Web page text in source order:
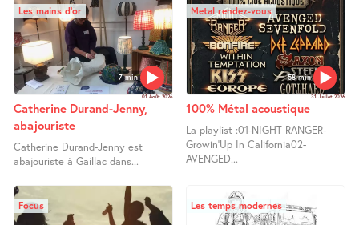
7 min
Les mains d’or
01 Août 2026
Catherine Durand-Jenny,
abajouriste
Catherine Durand-Jenny est
abajouriste à Gaillac dans...
58 min
Metal rendez-vous
31 Juillet 2026
100% Métal acoustique
La playlist :01-NIGHT RANGER-
Growin’Up In California02-
AVENGED...
Focus Les temps modernes